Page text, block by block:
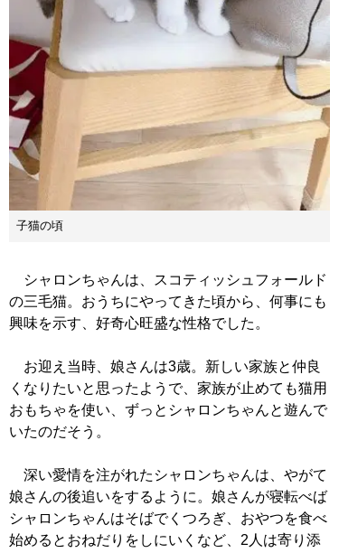
子猫の頃
シャロンちゃんは、スコティッシュフォールド
の三毛猫。おうちにやってきた頃から、何事にも
興味を示す、好奇心旺盛な性格でした。
お迎え当時、娘さんは3歳。新しい家族と仲良
くなりたいと思ったようで、家族が止めても猫用
おもちゃを使い、ずっとシャロンちゃんと遊んで
いたのだそう。
深い愛情を注がれたシャロンちゃんは、やがて
娘さんの後追いをするように。娘さんが寝転べば
シャロンちゃんはそばでくつろぎ、おやつを食べ
始めるとおねだりをしにいくなど、2人は寄り添